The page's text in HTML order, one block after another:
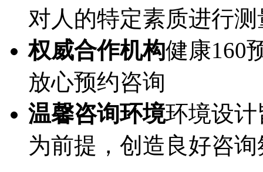
对人的特定素质进行
权威合作机构健康160
放心预约咨询
温馨咨询环境环境设
为前提，创造良好咨